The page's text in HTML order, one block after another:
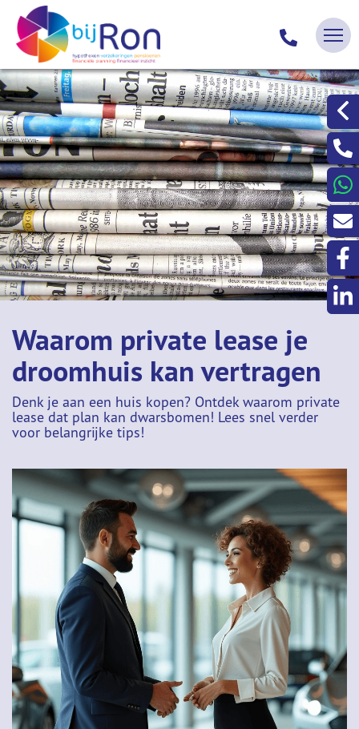
Waarom private lease je
droomhuis kan vertragen
Denk je aan een huis kopen? Ontdek waarom private
lease dat plan kan dwarsbomen! Lees snel verder
voor belangrijke tips!